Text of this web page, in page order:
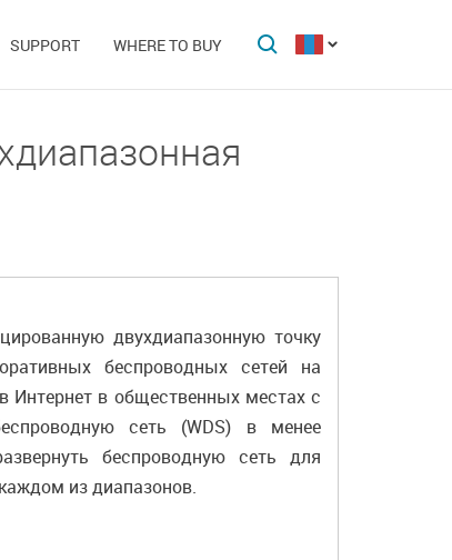
SUPPORT WHERE TO BUY
двухдиапазонную точку
беспроводных сетей на
Интернет в общественных местах с
сеть (WDS) в менее
беспроводную сеть для
из диапазонов.